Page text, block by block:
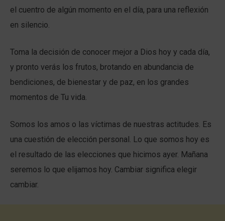
el cuentro de algún momento en el día, para una reflexión
en silencio.
Toma la decisión de conocer mejor a Dios hoy y cada día,
y pronto verás los frutos, brotando en abundancia de
bendiciones, de bienestar y de paz, en los grandes
momentos de Tu vida.
Somos los amos o las víctimas de nuestras actitudes. Es
una cuestión de elección personal. Lo que somos hoy es
el resultado de las elecciones que hicimos ayer. Mañana
seremos lo que elijamos hoy. Cambiar significa elegir
cambiar.